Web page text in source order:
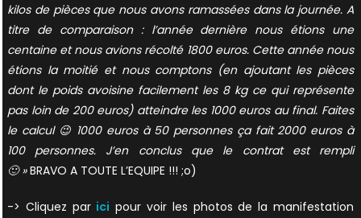
kilos de pièces que nous avons ramassées dans la journée. A
titre de comparaison : l’année dernière nous étions une
centaine et nous avions récolté 1800 euros. Cette année nous
étions la moitié et nous comptons (en ajoutant les pièces
dont le poids avoisine facilement les 8 kg ce qui représente
pas loin de 200 euros) atteindre les 1000 euros au final. Faites
le calcul 😉 1000 euros à 50 personnes ça fait 2000 euros à
100 personnes. J’en conclus que le contrat est rempli
🙂 »BRAVO A TOUTE L’EQUIPE !!! ;o)
-> Cliquez par ici pour voir les photos de la manifestation